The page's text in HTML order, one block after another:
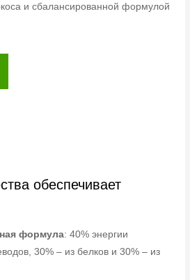
и сбалансированной формулой
обеспечивает
формула: 40% энергии
30% – из белков и 30% – из